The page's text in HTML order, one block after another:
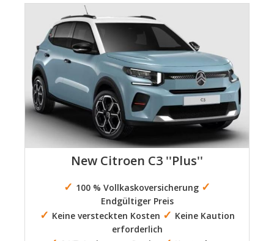
New Citroen C3 ''Plus''
✓ 100 % Vollkaskoversicherung ✓
Endgültiger Preis
✓ Keine versteckten Kosten ✓ Keine Kaution
erforderlich